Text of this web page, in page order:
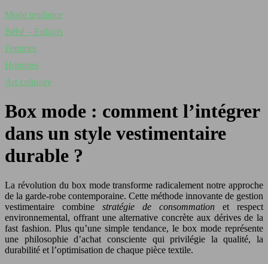
Mode tendance
Bébé – Enfants
Femmes
Hommes
Art culinaire
Box mode : comment l’intégrer
dans un style vestimentaire
durable ?
La révolution du box mode transforme radicalement notre approche
de la garde-robe contemporaine. Cette méthode innovante de gestion
vestimentaire combine stratégie de consommation et respect
environnemental, offrant une alternative concrète aux dérives de la
fast fashion. Plus qu’une simple tendance, le box mode représente
une philosophie d’achat consciente qui privilégie la qualité, la
durabilité et l’optimisation de chaque pièce textile.